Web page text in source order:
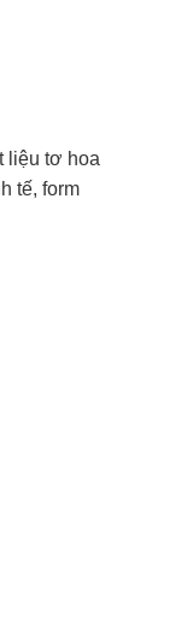
liệu tơ hoa
tế, form